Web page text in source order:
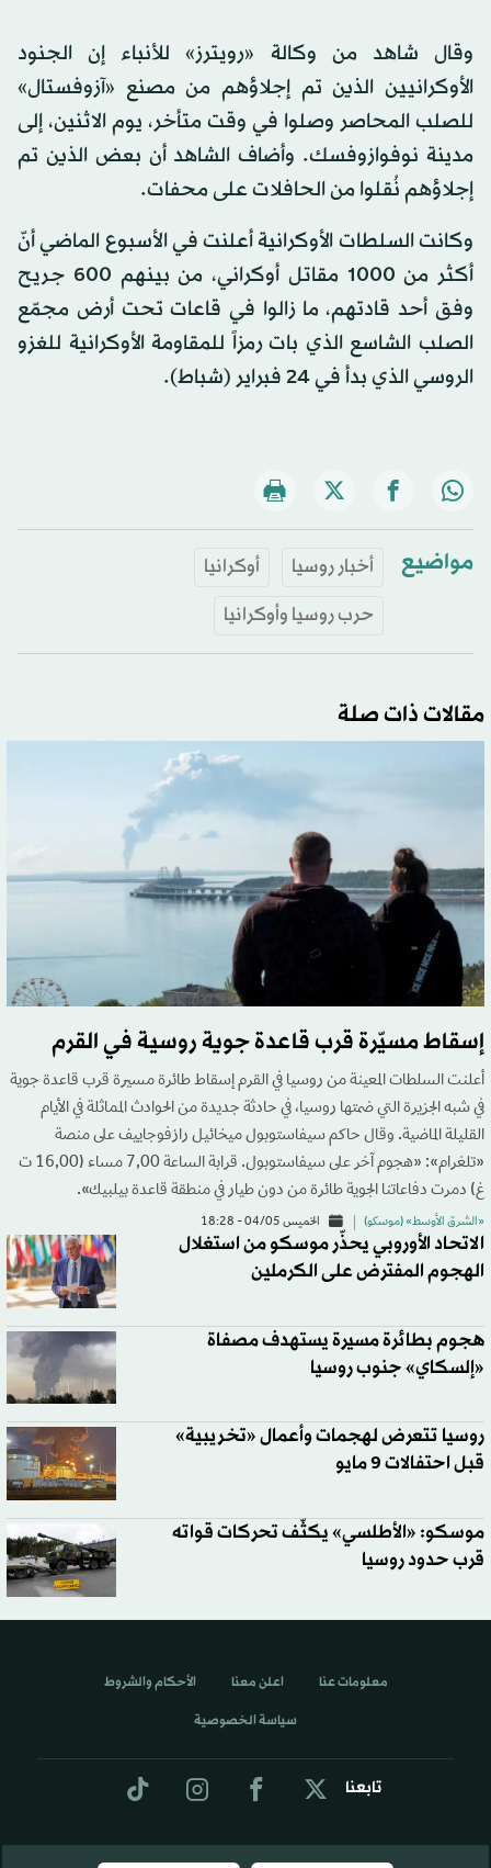
وقال شاهد من وكالة «رويترز» للأنباء إن الجنود
الأوكرانيين الذين تم إجلاؤهم من مصنع «آزوفستال»
للصلب المحاصر وصلوا في وقت متأخر، يوم الاثنين، إلى
مدينة نوفوازوفسك. وأضاف الشاهد أن بعض الذين تم
إجلاؤهم نُقلوا من الحافلات على محفات.
وكانت السلطات الأوكرانية أعلنت في الأسبوع الماضي أنّ
أكثر من 1000 مقاتل أوكراني، من بينهم 600 جريح
وفق أحد قادتهم، ما زالوا في قاعات تحت أرض مجمّع
الصلب الشاسع الذي بات رمزاً للمقاومة الأوكرانية للغزو
الروسي الذي بدأ في 24 فبراير (شباط).
مواضيع أخبار روسيا
أوكرانيا
حرب روسيا وأوكرانيا
مقالات ذات صلة
إسقاط مسيّرة قرب قاعدة جوية روسية في القرم
أعلنت السلطات المعينة من روسيا في القرم إسقاط طائرة مسيرة قرب قاعدة جوية
في شبه الجزيرة التي ضمتها روسيا، في حادثة جديدة من الحوادث المماثلة في الأيام
القليلة الماضية. وقال حاكم سيفاستوبول ميخائيل رازفوجاييف على منصة
«تلغرام»: «هجوم آخر على سيفاستوبول. قرابة الساعة 7,00 مساء (16,00 ت
غ) دمرت دفاعاتنا الجوية طائرة من دون طيار في منطقة قاعدة بيلبيك».
«الشرق الأوسط» (موسكو) الخميس 04/05 - 18:28
الاتحاد الأوروبي يحذّر موسكو من استغلال
الهجوم المفترض على الكرملين
هجوم بطائرة مسيرة يستهدف مصفاة
«إلسكاي» جنوب روسيا
روسيا تتعرض لهجمات وأعمال «تخريبية»
قبل احتفالات 9 مايو
موسكو: «الأطلسي» يكثّف تحركات قواته
قرب حدود روسيا
تابعنا
معلومات عنا اعلن معنا الأحكام والشروط
سياسة الخصوصية